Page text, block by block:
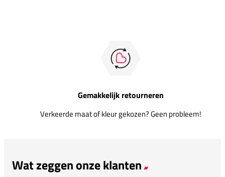
Gemakkelijk retourneren
Verkeerde maat of kleur gekozen? Geen probleem!
Wat zeggen onze klanten